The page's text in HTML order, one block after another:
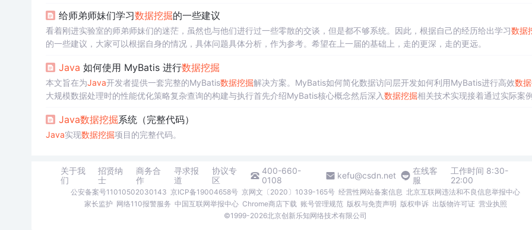
能够方便地进行数据预处理、模型训练和评估。
给师弟师妹们学习数据挖掘的一些建议
看着刚进实验室的师弟师妹们的迷茫，虽然也与他们进行过一些零散的交谈，但是都不够系统。因此，根据自己的经历给出学习数据
的一些建议，大家可以根据自身的情况，具体问题具体分析，作为参考。希望在上一届的基础上，走的更深，走的更远。
Java 如何使用 MyBatis 进行数据挖掘
本文旨在为Java开发者提供一套完整的MyBatis数据挖掘解决方案。MyBatis如何简化数据访问层开发如何利用MyBatis进行高效数
大规模数据处理时的性能优化策略复杂查询的构建与执行首先介绍MyBatis核心概念然后深入数据挖掘相关技术实现接着通过实际案
法搜索隐藏信息的过程ORM：对象关系映射，将数据库表与对象模型进行转换的技术。
Java数据挖掘系统（完整代码）
Java实现数据挖掘项目的完整代码。
关于我
们
招贤纳
士
商务合
作
寻求报
道
协议专
区
400-660-
0108
kefu@csdn.net
在线客
服
工作时间 8:30-
22:00
公安备案号11010502030143 京ICP备19004658号 京网文〔2020〕1039-165号 经营性网站备案信息 北京互联网违法和不良信息举报中心
家长监护 网络110报警服务 中国互联网举报中心 Chrome商店下载 账号管理规范 版权与免责声明 版权申诉 出版物许可证 营业执照
©1999-2026北京创新乐知网络技术有限公司